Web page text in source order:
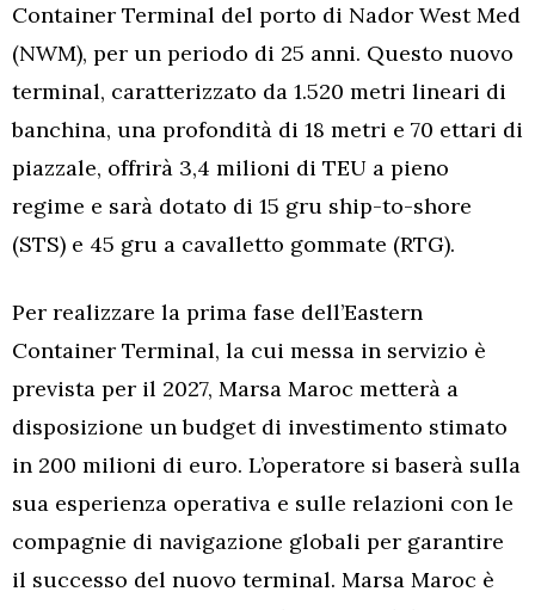
Container Terminal del porto di Nador West Med
(NWM), per un periodo di 25 anni. Questo nuovo
terminal, caratterizzato da 1.520 metri lineari di
banchina, una profondità di 18 metri e 70 ettari di
piazzale, offrirà 3,4 milioni di TEU a pieno
regime e sarà dotato di 15 gru ship-to-shore
(STS) e 45 gru a cavalletto gommate (RTG).
Per realizzare la prima fase dell’Eastern
Container Terminal, la cui messa in servizio è
prevista per il 2027, Marsa Maroc metterà a
disposizione un budget di investimento stimato
in 200 milioni di euro. L’operatore si baserà sulla
sua esperienza operativa e sulle relazioni con le
compagnie di navigazione globali per garantire
il successo del nuovo terminal. Marsa Maroc è